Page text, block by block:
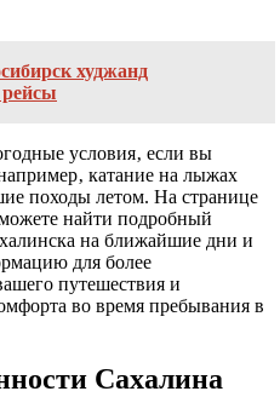
худжанд
условия‚ если вы
катание на лыжах
походы летом. На странице
найти подробный
на ближайшие дни и
для более
путешествия и
во время пребывания в
Сахалина